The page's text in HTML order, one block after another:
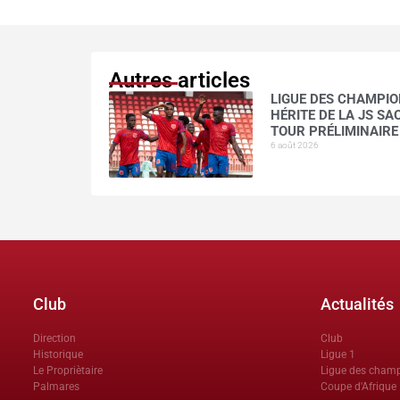
Autres articles
LIGUE DES
HÉRITE DE LA JS
TOUR PRÉLIMINAIRE
6 août 2026
Club
Direction
Historique
Le Propriètaire
Palmares
Actualités
Club
Ligue 1
Ligue des
Coupe d'Afrique